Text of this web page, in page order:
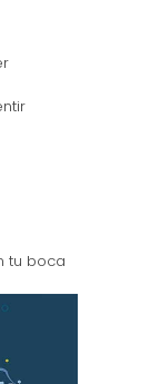
tu boca